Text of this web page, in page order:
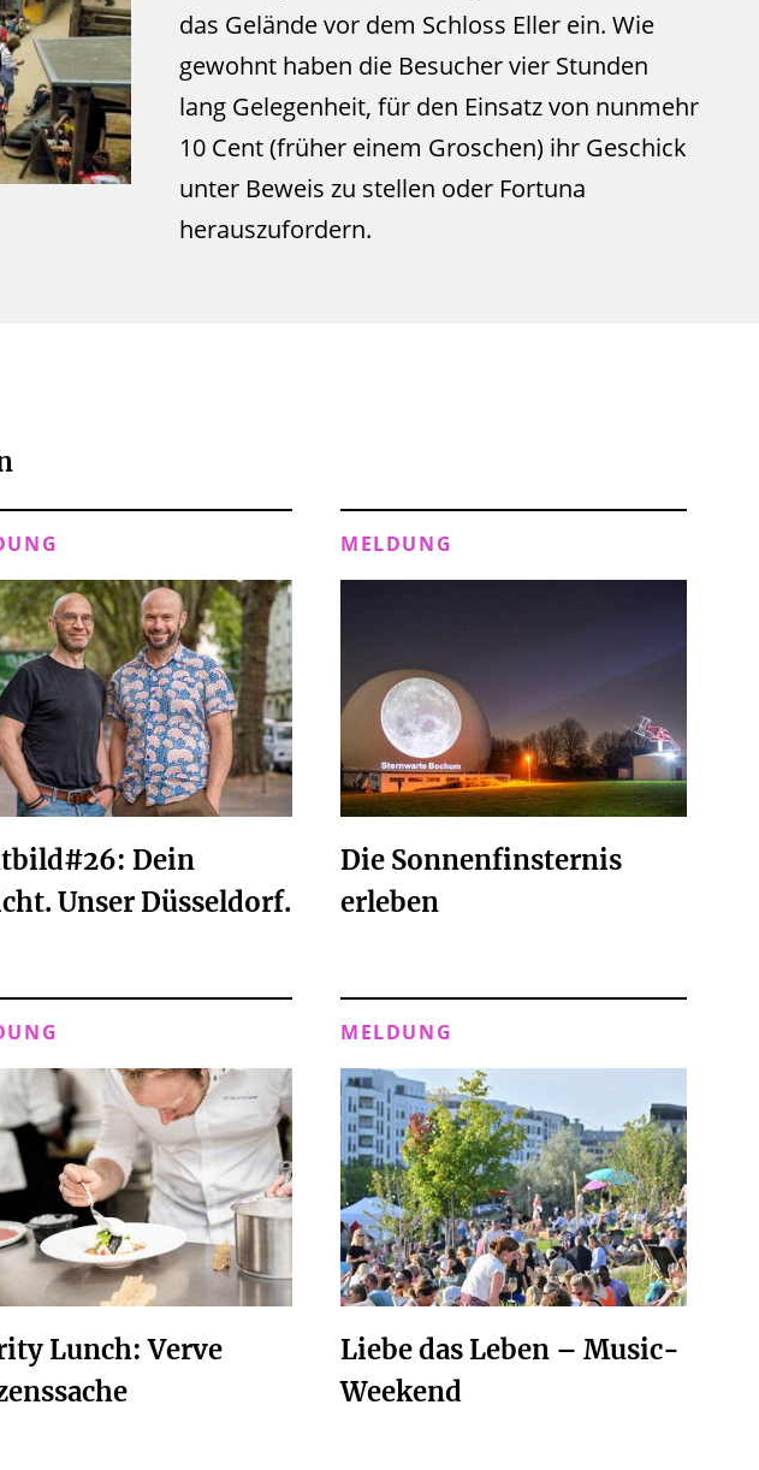
das Gelände vor dem Schloss Eller ein. Wie
gewohnt haben die Besucher vier Stunden
lang Gelegenheit, für den Einsatz von nunmehr
10 Cent (früher einem Groschen) ihr Geschick
unter Beweis zu stellen oder Fortuna
herauszufordern.
Dein
Unser Düsseldorf.
MELDUNG
Die Sonnenfinsternis
erleben
Lunch: Verve
MELDUNG
Liebe das Leben – Music-
Weekend